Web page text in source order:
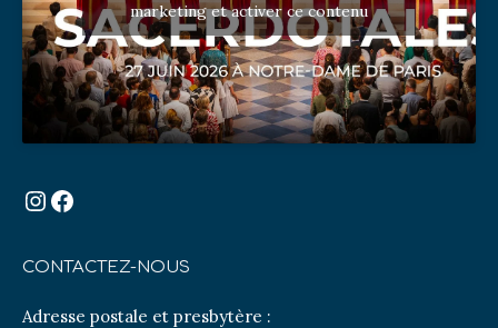
marketing et activer ce contenu
Instagram
Facebook
CONTACTEZ-NOUS
Adresse postale et presbytère :